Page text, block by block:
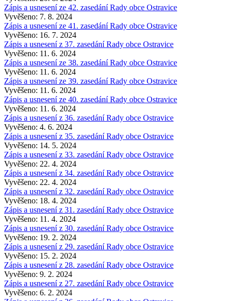
Zápis a usnesení ze 42. zasedání Rady obce Ostravice
Vyvěšeno: 7. 8. 2024
Zápis a usnesení ze 41. zasedání Rady obce Ostravice
Vyvěšeno: 16. 7. 2024
Zápis a usnesení z 37. zasedání Rady obce Ostravice
Vyvěšeno: 11. 6. 2024
Zápis a usnesení ze 38. zasedání Rady obce Ostravice
Vyvěšeno: 11. 6. 2024
Zápis a usnesení ze 39. zasedání Rady obce Ostravice
Vyvěšeno: 11. 6. 2024
Zápis a usnesení ze 40. zasedání Rady obce Ostravice
Vyvěšeno: 11. 6. 2024
Zápis a usnesení z 36. zasedání Rady obce Ostravice
Vyvěšeno: 4. 6. 2024
Zápis a usnesení z 35. zasedání Rady obce Ostravice
Vyvěšeno: 14. 5. 2024
Zápis a usnesení z 33. zasedání Rady obce Ostravice
Vyvěšeno: 22. 4. 2024
Zápis a usnesení z 34. zasedání Rady obce Ostravice
Vyvěšeno: 22. 4. 2024
Zápis a usnesení z 32. zasedání Rady obce Ostravice
Vyvěšeno: 18. 4. 2024
Zápis a usnesení z 31. zasedání Rady obce Ostravice
Vyvěšeno: 11. 4. 2024
Zápis a usnesení z 30. zasedání Rady obce Ostravice
Vyvěšeno: 19. 2. 2024
Zápis a usnesení z 29. zasedání Rady obce Ostravice
Vyvěšeno: 15. 2. 2024
Zápis a usnesení z 28. zasedání Rady obce Ostravice
Vyvěšeno: 9. 2. 2024
Zápis a usnesení z 27. zasedání Rady obce Ostravice
Vyvěšeno: 6. 2. 2024